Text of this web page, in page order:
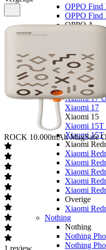
OPPO Find
OPPO Find
OPPO A
OPPO A6x
OPPO A6
OPPO A40
Xiaomi
Xiaomi 17
Xiaomi 17T
Xiaomi 17T
Xiaomi 17
Xiaomi 17
Xiaomi 15
Xiaomi 15T
Xiaomi 15T
Xiaomi
Xiaomi
Xiaomi
Xiaomi
Xiaomi
Xiaomi
Overige
Xiaomi
Nothing
Nothing
Nothing
Nothing
ROCK 10.000mAh MagSafe
1 review